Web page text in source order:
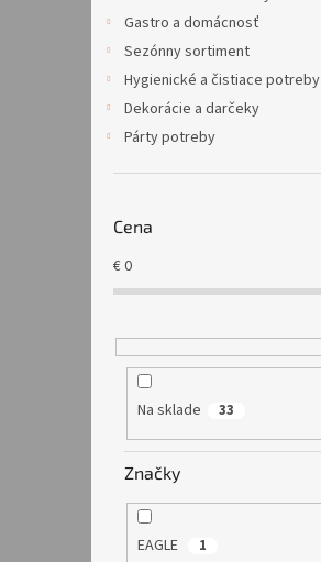
Gastro a domácnosť
Sezónny sortiment
Hygienické a čistiace potreby
Dekorácie a darčeky
Párty potreby
Cena
€0
Na sklade 33
Značky
EAGLE 1